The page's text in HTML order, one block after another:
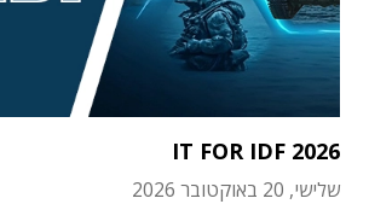
IT FOR IDF 2026
שלישי, 20 באוקטובר 2026